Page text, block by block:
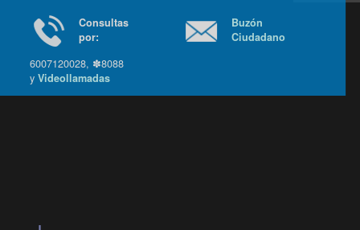
Consultas
por:
6007120028, ✽8088
yVideollamadas
Buzón
Ciudadano